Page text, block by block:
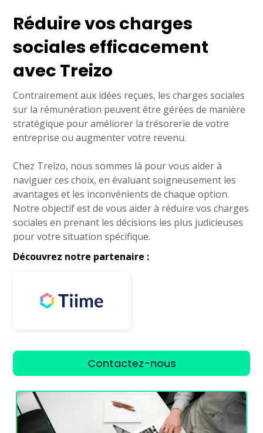
Réduire vos charges
sociales efficacement
avec Treizo
Contrairement aux idées reçues, les charges sociales
sur la rémunération peuvent être gérées de manière
stratégique pour améliorer la trésorerie de votre
entreprise ou augmenter votre revenu.
Chez Treizo, nous sommes là pour vous aider à
naviguer ces choix, en évaluant soigneusement les
avantages et les inconvénients de chaque option.
Notre objectif est de vous aider à réduire vos charges
sociales en prenant les décisions les plus judicieuses
pour votre situation spécifique.
Découvrez notre partenaire :
Contactez-nous